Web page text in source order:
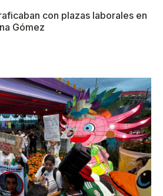
con plazas laborales en
Gómez